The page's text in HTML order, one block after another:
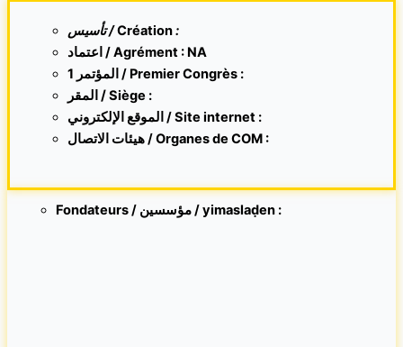
تأسيس /Création:
اعتماد / Agrément : NA
1 المؤتمر / Premier Congrès :
المقر /Siège :
الموقع الإلكتروني /Site internet:
هيئات الاتصال / Organes de COM :
Fondateurs / مؤسسين / yimaslaḍen :